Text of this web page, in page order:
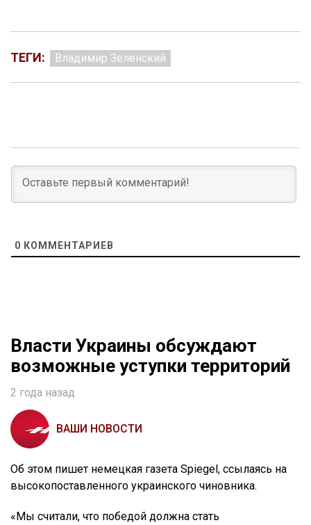
ТЕГИ: Владимир Зеленский
0 КОММЕНТАРИЕВ
Власти Украины обсуждают
возможные уступки территорий
2 года назад
ВАШИ НОВОСТИ
Об этом пишет немецкая газета Spiegel, ссылаясь на
высокопоставленного украинского чиновника.
«Мы считали, что победой должна стать